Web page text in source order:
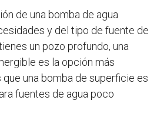
de una bomba de agua
y del tipo de fuente de
un pozo profundo, una
es la opción más
que una bomba de superficie es
fuentes de agua poco